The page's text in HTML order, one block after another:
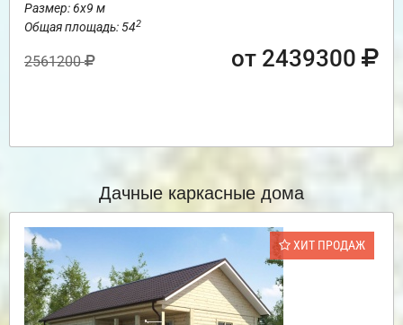
Размер: 6х9 м
Общая площадь: 542
2561200 от 2439300
Дачные каркасные дома
ХИТ ПРОДАЖ